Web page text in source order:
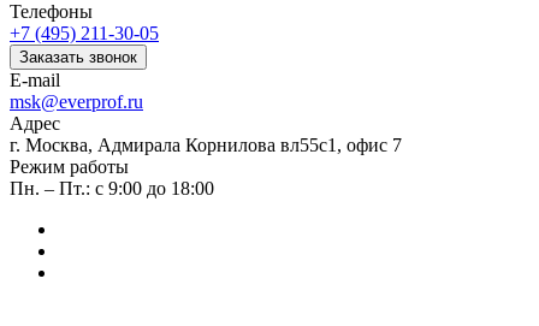
Телефоны
+7 (495) 211-30-05
Заказать звонок
E-mail
msk@everprof.ru
Адрес
г. Москва, Адмирала Корнилова вл55с1, офис 7
Режим работы
Пн. – Пт.: с 9:00 до 18:00